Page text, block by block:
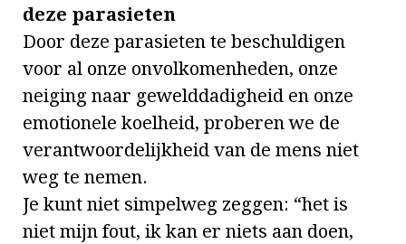
deze parasieten
Door deze parasieten te beschuldigen
voor al onze onvolkomenheden, onze
neiging naar gewelddadigheid en onze
emotionele koelheid, proberen we de
verantwoordelijkheid van de mens niet
weg te nemen.
Je kunt niet simpelweg zeggen: “het is
niet mijn fout, ik kan er niets aan doen,